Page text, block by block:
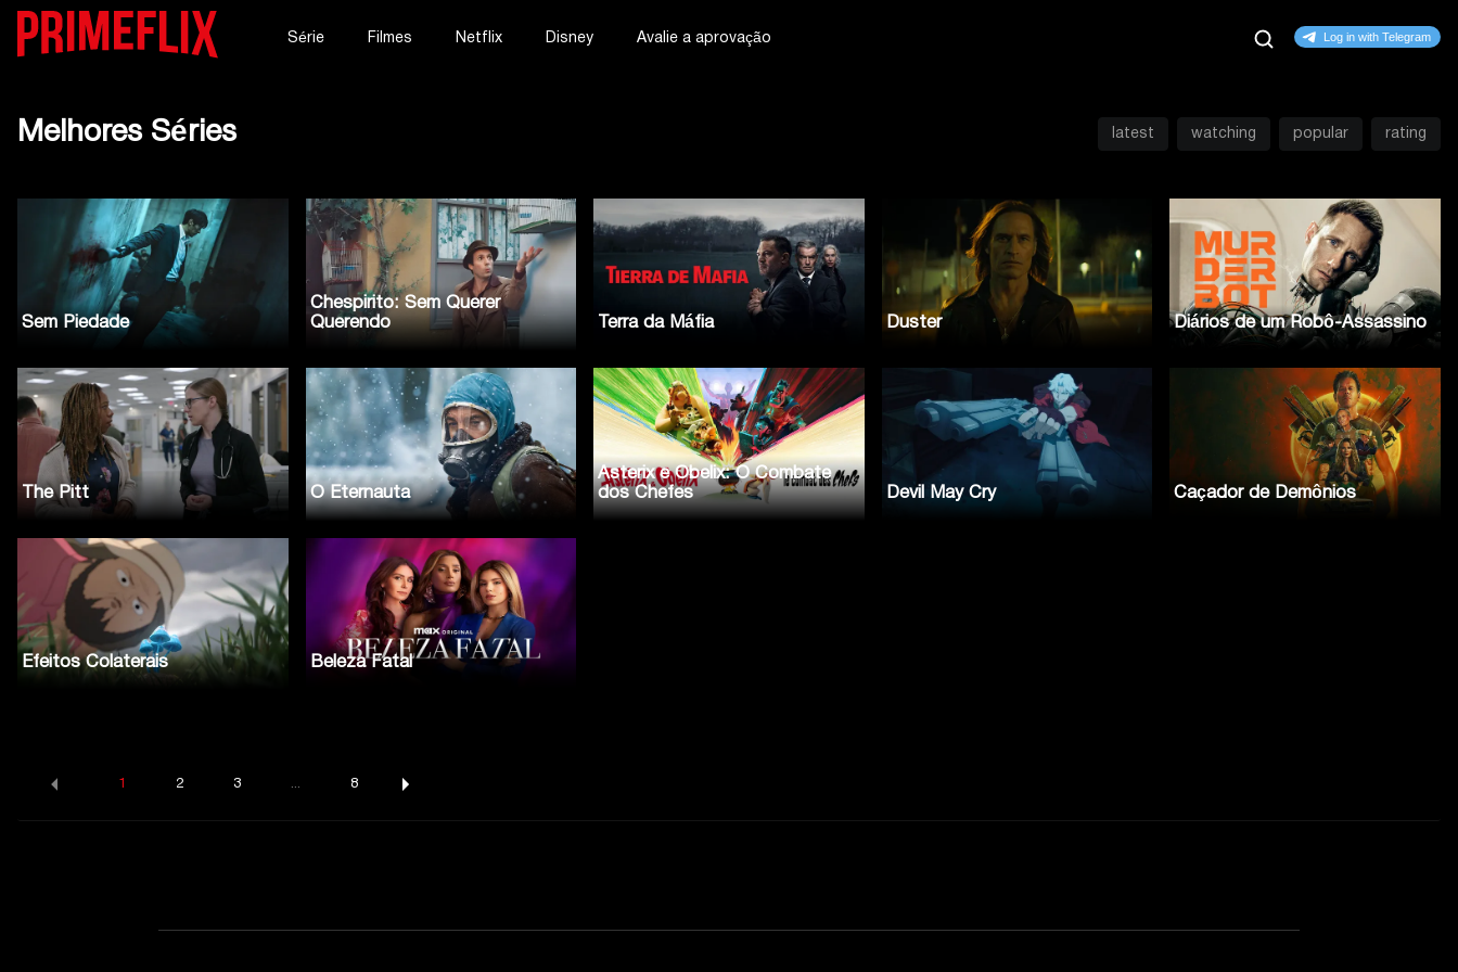
Série Filmes Netflix Disney Avalie a aprovação
Melhores Séries latest watching popular rating
Sem Piedade
Chespirito: Sem Querer
Querendo
Terra da Máfia Duster Diários de um Robô-Assassino
The Pitt O Eternauta
Asterix e Obelix: O Combate
dos Chefes
Devil May Cry Caçador de Demônios
Efeitos Colaterais Beleza Fatal
1 2 3 ... 8